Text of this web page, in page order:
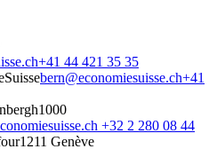
+41 44 421 35 35
Suissebern@economiesuisse.ch+41
1000
+32 2 280 08 44
1211 Genève